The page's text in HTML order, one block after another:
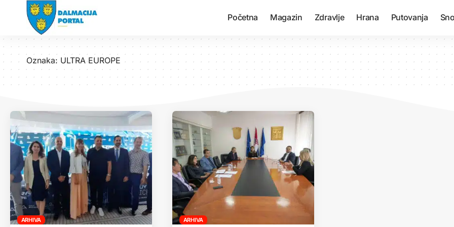
Početna Magazin Zdravlje Hrana Putovanja
Oznaka: ULTRA EUROPE
ARHIVA ARHIVA